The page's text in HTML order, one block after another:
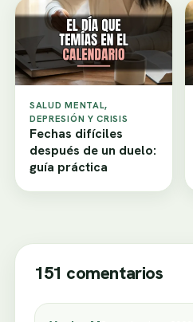
SALUD MENTAL,
DEPRESIÓN Y CRISIS
Fechas difíciles
después de un duelo:
guía práctica
151 comentarios